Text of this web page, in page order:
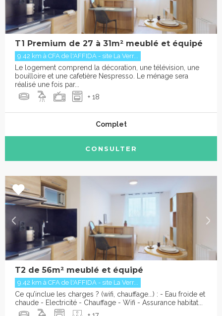
T1 Premium de 27 à 31m² meublé et équipé
9.42 km à CFA de l'AFFIDA - site La Verr...
Le logement comprend la décoration, une télévision, une
bouilloire et une cafetière Nespresso. Le ménage sera
réalisé une fois par...
+ 18
Complet
CONSULTER
T2 de 56m² meublé et équipé
9.42 km à CFA de l'AFFIDA - site La Verr...
Ce qu’inclue les charges ? (wifi, chauffage...) : - Eau froide et
chaude - Electricité - Chauffage - Wifi - Assurance habitat...